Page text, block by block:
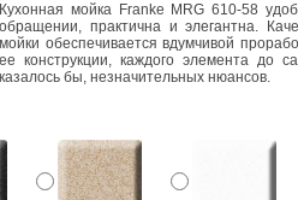
Кухонная мойка Franke MRG 610-58
обращении, практична и элегантна.
мойки обеспечивается вдумчивой
ее конструкции, каждого элемента до
казалось бы, незначительных нюансов.